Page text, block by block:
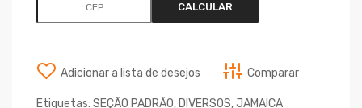
CALCULAR
Adicionar a lista de desejos Comparar
Etiquetas: SEÇÃO PADRÃO, DIVERSOS,JAMAICA